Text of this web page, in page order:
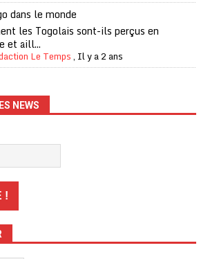
dans le monde
les Togolais sont-ils perçus en
et aill...
Le Temps, Il y a 2 ans
NEWS